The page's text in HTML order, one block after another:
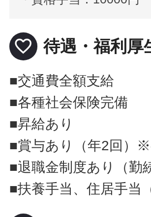
favorite_border 待遇・福利厚
■交通費全額支給
■各種社会保険完備
■昇給あり
■賞与あり（年2回）
■退職金制度あり（勤
■扶養手当、住居手当